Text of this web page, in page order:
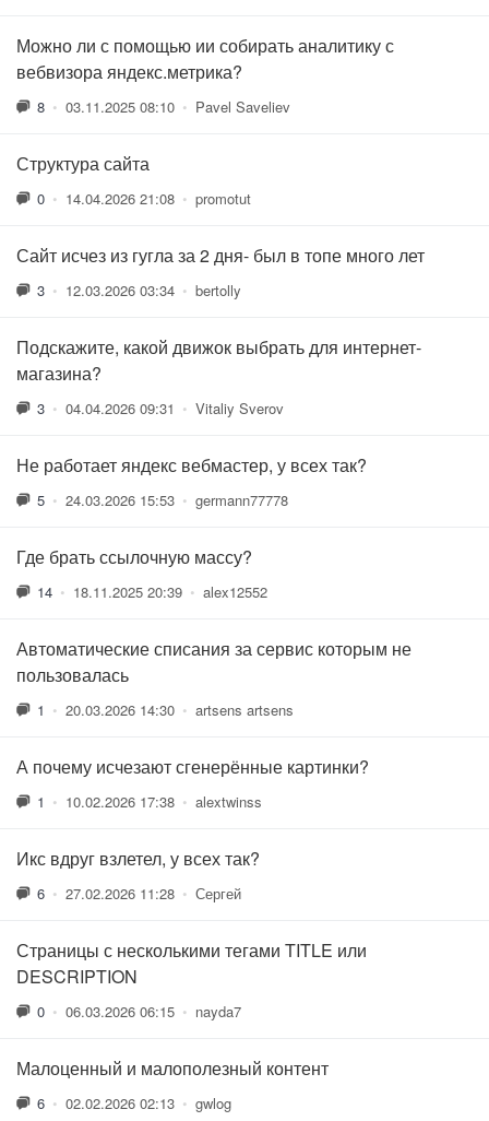
Можно ли с помощью ии собирать аналитику с
вебвизора яндекс.метрика?
8 • 03.11.2025 08:10 • Pavel Saveliev
Структура сайта
0 • 14.04.2026 21:08 • promotut
Сайт исчез из гугла за 2 дня- был в топе много лет
3 • 12.03.2026 03:34 • bertolly
Подскажите, какой движок выбрать для интернет-
магазина?
3 • 04.04.2026 09:31 • Vitaliy Sverov
Не работает яндекс вебмастер, у всех так?
5 • 24.03.2026 15:53 • germann77778
Где брать ссылочную массу?
14 • 18.11.2025 20:39 • alex12552
Автоматические списания за сервис которым не
пользовалась
1 • 20.03.2026 14:30 • artsens artsens
А почему исчезают сгенерённые картинки?
1 • 10.02.2026 17:38 • alextwinss
Икс вдруг взлетел, у всех так?
6 • 27.02.2026 11:28 • Сергей
Страницы с несколькими тегами TITLE или
DESCRIPTION
0 • 06.03.2026 06:15 • nayda7
Малоценный и малополезный контент
6 • 02.02.2026 02:13 • gwlog